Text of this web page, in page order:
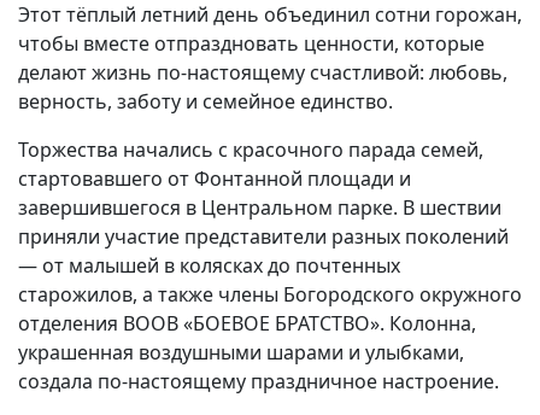
Этот тёплый летний день объединил сотни горожан,
чтобы вместе отпраздновать ценности, которые
делают жизнь по-настоящему счастливой: любовь,
верность, заботу и семейное единство.
Торжества начались с красочного парада семей,
стартовавшего от Фонтанной площади и
завершившегося в Центральном парке. В шествии
приняли участие представители разных поколений
— от малышей в колясках до почтенных
старожилов, а также члены Богородского окружного
отделения ВООВ «БОЕВОЕ БРАТСТВО». Колонна,
украшенная воздушными шарами и улыбками,
создала по-настоящему праздничное настроение.